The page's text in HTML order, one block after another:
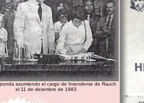
asumiendo el cargo de Intendente de Rauch
el 11 de diciembre de 1983